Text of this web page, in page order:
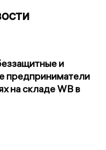
и
предприниматели
на складе WB в